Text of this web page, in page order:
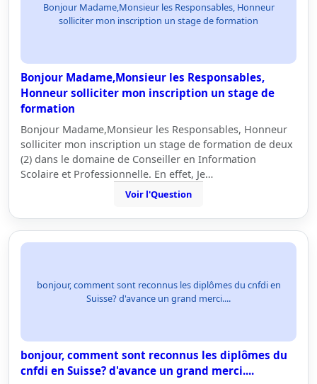
Bonjour Madame,Monsieur les Responsables, Honneur
solliciter mon inscription un stage de formation
Bonjour Madame,Monsieur les Responsables,
Honneur solliciter mon inscription un stage de
formation
Bonjour Madame,Monsieur les Responsables, Honneur
solliciter mon inscription un stage de formation de deux
(2) dans le domaine de Conseiller en Information
Scolaire et Professionnelle. En effet, Je…
Voir l'Question
bonjour, comment sont reconnus les diplômes du cnfdi en
Suisse? d'avance un grand merci....
bonjour, comment sont reconnus les diplômes du
cnfdi en Suisse? d'avance un grand merci....